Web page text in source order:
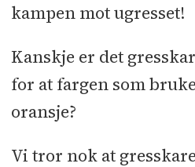
kampen mot ugresset!
Kanskje er det
for at fargen som
oransje?
Vi tror nok at